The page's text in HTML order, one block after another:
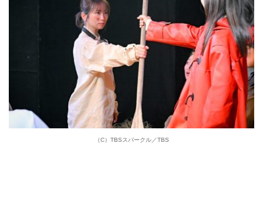
（C）TBSスパークル／TBS